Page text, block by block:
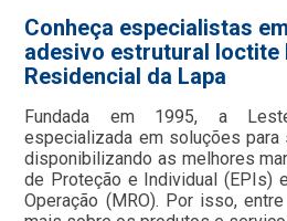
Conheça especialistas
adesivo estrutural loctite
Residencial da Lapa
Fundada em 1995, a
especializada em soluções para
disponibilizando as melhores
de Proteção e Individual (EPIs)
Operação (MRO). Por isso,